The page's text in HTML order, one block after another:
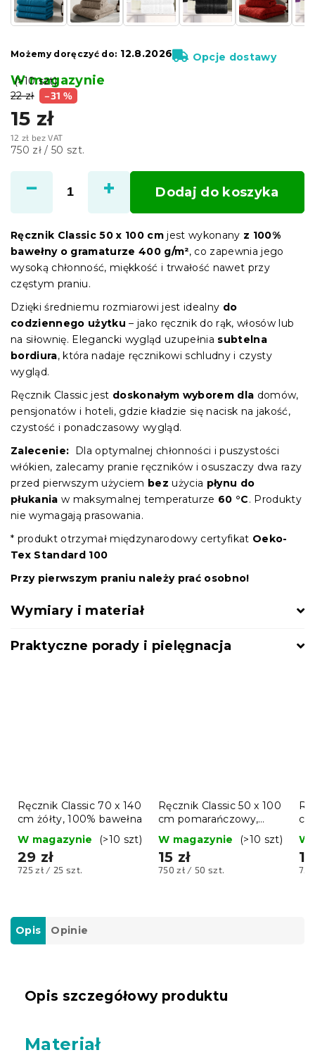
22 zł –31 %
15 zł
12 zł bez VAT
Cena
750 zł / 50 szt.
W magazynie
(>10 szt)
Możemy doręczyć do: 12.8.2026 Opcje dostawy
Dodaj do koszyka
Ręcznik Classic 50 x 100 cm jest wykonany z 100%
bawełny o gramaturze 400 g/m², co zapewnia jego
wysoką chłonność, miękkość i trwałość nawet przy
częstym praniu.
Dzięki średniemu rozmiarowi jest idealny do
codziennego użytku – jako ręcznik do rąk, włosów lub
na siłownię. Elegancki wygląd uzupełnia subtelna
bordiura, która nadaje ręcznikowi schludny i czysty
wygląd.
Ręcznik Classic jest doskonałym wyborem dla domów,
pensjonatów i hoteli, gdzie kładzie się nacisk na jakość,
czystość i ponadczasowy wygląd.
Zalecenie: Dla optymalnej chłonności i puszystości
włókien, zalecamy pranie ręczników i osuszaczy dwa razy
przed pierwszym użyciem bez użycia płynu do
płukania w maksymalnej temperaturze 60 °C. Produkty
nie wymagają prasowania.
* produkt otrzymał międzynarodowy certyfikat Oeko-
Tex Standard 100
Przy pierwszym praniu należy prać osobno!
Wymiary i materiał
Praktyczne porady i pielęgnacja
Ręcznik Classic 70 x 140
cm żółty, 100% bawełna
W magazynie
(>10 szt)
29 zł
Cena
725 zł / 25 szt.
Ręcznik Classic 50 x 100
cm pomarańczowy,
100% bawełna
W magazynie (>10 szt)
15 zł
Cena
750 zł / 50 szt.
W
Opis Opinie
Opis szczegółowy produktu
Materiał